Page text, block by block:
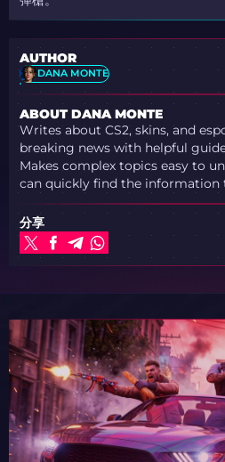
AUTHOR
DANA MONTE
ABOUT DANA MONTE
Writes about CS2, skins, and
breaking news with helpful
Makes complex topics easy to
can quickly find the information
分享